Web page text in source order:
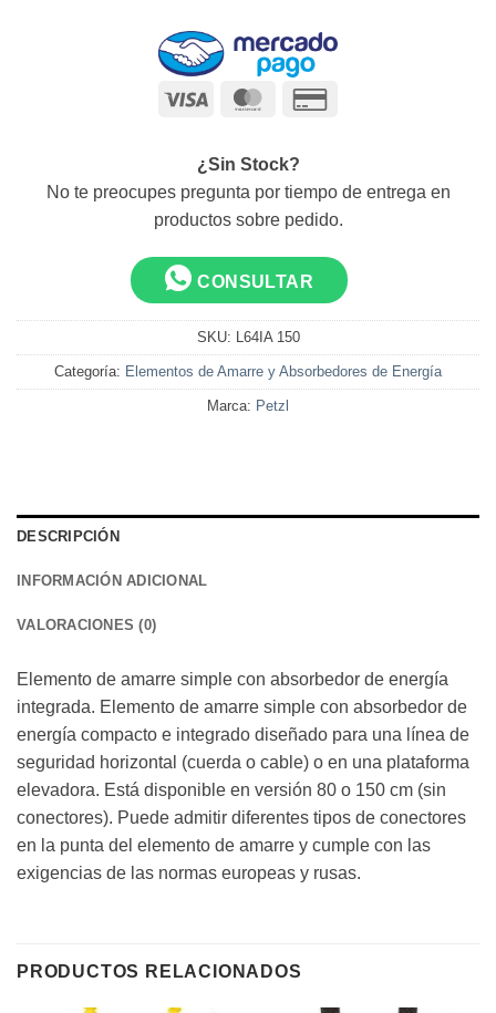
Visa MasterCard
¿Sin Stock?
No te preocupes pregunta por tiempo de entrega en
productos sobre pedido.
CONSULTAR
SKU: L64IA 150
Categoría: Elementos de Amarre y Absorbedores de Energía
Marca: Petzl
DESCRIPCIÓN
INFORMACIÓN ADICIONAL
VALORACIONES (0)
Elemento de amarre simple con absorbedor de energía
integrada. Elemento de amarre simple con absorbedor de
energía compacto e integrado diseñado para una línea de
seguridad horizontal (cuerda o cable) o en una plataforma
elevadora. Está disponible en versión 80 o 150 cm (sin
conectores). Puede admitir diferentes tipos de conectores
en la punta del elemento de amarre y cumple con las
exigencias de las normas europeas y rusas.
PRODUCTOS RELACIONADOS